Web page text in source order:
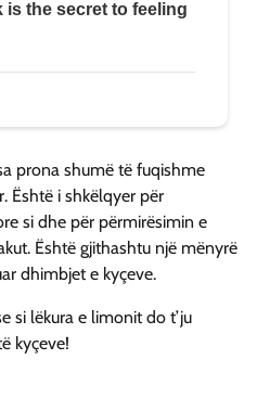
prona shumë të fuqishme
Është i shkëlqyer për
si dhe për përmirësimin e
Është gjithashtu një mënyrë
dhimbjet e kyçeve.
si lëkura e limonit do t’ju
kyçeve!